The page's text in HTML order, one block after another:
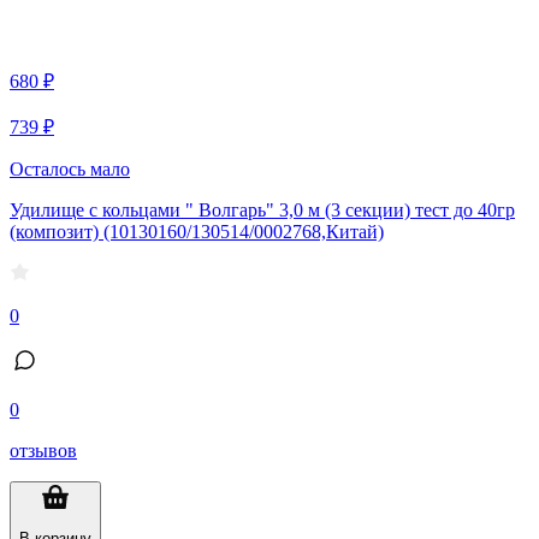
680 ₽
739 ₽
Осталось мало
Удилище с кольцами " Волгарь" 3,0 м (3 секции) тест до 40гр
(композит) (10130160/130514/0002768,Китай)
0
0
отзывов